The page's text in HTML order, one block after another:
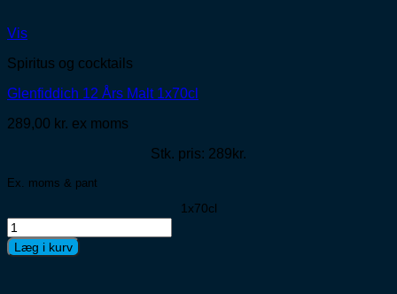
Vis
Spiritus og cocktails
Glenfiddich 12 Års Malt 1x70cl
289,00 kr. ex moms
Stk. pris: 289kr.
Ex. moms & pant
1x70cl
Glenfiddich
12
Års
Læg i kurv